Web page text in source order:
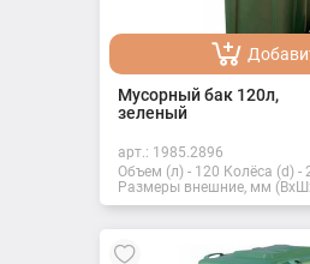
Мусорный бак 120л,
зеленый
арт.: 1985.2896
Объем (л) - 120 Колёса (d) -
Размеры внешние, мм